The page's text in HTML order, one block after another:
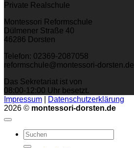
Private Realschule
Montessori Reformschule
Dülmener Straße 40
46286 Dorsten
Telefon: 02369-2087058
reformschule@montessori-dorsten.de
Das Sekretariat ist von
08:00-12:00 Uhr besetzt.
Impressum
Datenschutzerklärung
2026 © montessori-dorsten.de